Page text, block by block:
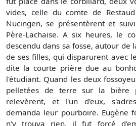
vides, celle du comte de
Nucingen, se présentèrent et
Père-Lachaise. A six heures, le
descendu dans sa fosse, autour de
de ses filles, qui disparurent avec
dite la courte prière due au
l'étudiant. Quand les deux
pelletées de terre sur la bière
relevèrent, et l'un d'eux,
demanda leur pourboire. Eugène
n'y trouva rien, il fut forcé